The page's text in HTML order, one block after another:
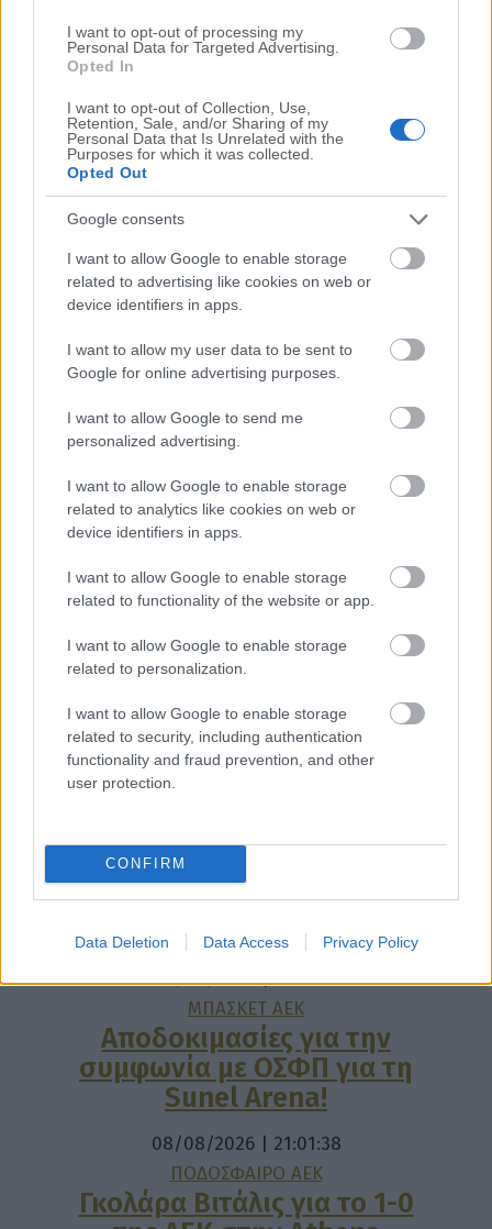
I want to opt-out of processing my
Personal Data for Targeted Advertising.
Opted In
I want to opt-out of Collection, Use,
Retention, Sale, and/or Sharing of my
Personal Data that Is Unrelated with the
Purposes for which it was collected.
Opted Out
Google consents
I want to allow Google to enable storage
related to advertising like cookies on web or
device identifiers in apps.
I want to allow my user data to be sent to
Google for online advertising purposes.
I want to allow Google to send me
personalized advertising.
I want to allow Google to enable storage
related to analytics like cookies on web or
device identifiers in apps.
I want to allow Google to enable storage
related to functionality of the website or app.
I want to allow Google to enable storage
related to personalization.
I want to allow Google to enable storage
related to security, including authentication
functionality and fraud prevention, and other
user protection.
CONFIRM
Data Deletion Data Access Privacy Policy
ΠΟΔΟΣΦΑΙΡΟ ΑΕΚ
ΑΕΚ – Athens Kallithea 4-0
ΤΕΛΙΚΟ ΑΠΟΤΕΛΕΣΜΑ
08/08/2026 | 21:53:46
Απίθανος Γκατσίνοβιτς με χατ
τρικ απέναντι στην Athens
Kallithea (VIDEO)
08/08/2026 | 21:45:03
ΠΟΔΟΣΦΑΙΡΟ ΑΕΚ
Καυτός Γκατσίνοβιτς: Πέτυχε
και το 3-0 της ΑΕΚ απέναντι
στην Athens Kallithea
(VIDEO)
08/08/2026 | 21:31:52
ΠΟΔΟΣΦΑΙΡΟ ΑΕΚ
Ξανά γκολάρα! «Οβίδα»
Γκατσίνοβιτς και 2-0 η ΑΕΚ!
08/08/2026 | 21:25:50
ΜΠΑΣΚΕΤ ΑΕΚ
Αποδοκιμασίες για την
συμφωνία με ΟΣΦΠ για τη
Sunel Arena!
08/08/2026 | 21:01:38
ΠΟΔΟΣΦΑΙΡΟ ΑΕΚ
Γκολάρα Βιτάλις για το 1-0